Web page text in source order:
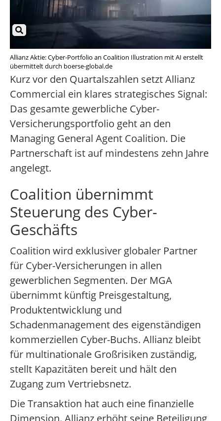
Allianz Aktie: Cyber-Portfolio an Coalition Illustration mit AI erstellt
übermittelt durch boerse-global.de
Kurz vor den Quartalszahlen setzt Allianz
Commercial ein klares strategisches Signal:
Das gesamte gewerbliche Cyber-
Versicherungsportfolio geht an den
Managing General Agent Coalition. Die
Partnerschaft ist auf mindestens zehn Jahre
angelegt.
Coalition übernimmt
Steuerung des Cyber-
Geschäfts
Coalition wird exklusiver globaler Partner
für Cyber-Versicherungen in allen
gewerblichen Segmenten. Der MGA
übernimmt künftig Preisgestaltung,
Produktentwicklung und
Schadenmanagement des eigenständigen
kommerziellen Cyber-Buchs. Allianz bleibt
für multinationale Großrisiken zuständig,
stellt Kapazitäten bereit und hält den
Zugang zum Vertriebsnetz.
Die Transaktion hat auch eine finanzielle